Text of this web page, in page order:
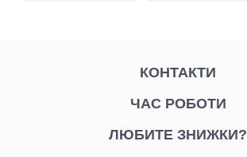
КОНТАКТИ
ЧАС РОБОТИ
ЛЮБИТЕ ЗНИЖКИ?